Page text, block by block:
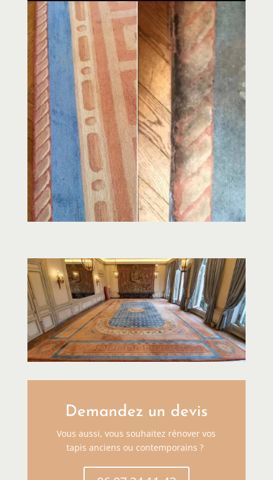
Demandez un devis
Vous aussi, vous souhaitez rénover vos
tapis anciens ou contemporains ?